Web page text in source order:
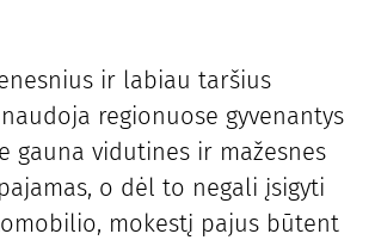
ir labiau taršius
regionuose gyvenantys
gauna vidutines ir mažesnes
o dėl to negali įsigyti
mokestį pajus būtent